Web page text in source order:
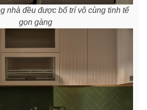
nhà đều được bố trí vô cùng tinh tế
gọn gàng